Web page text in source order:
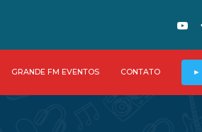
GRANDE FM EVENTOS CONTATO ►